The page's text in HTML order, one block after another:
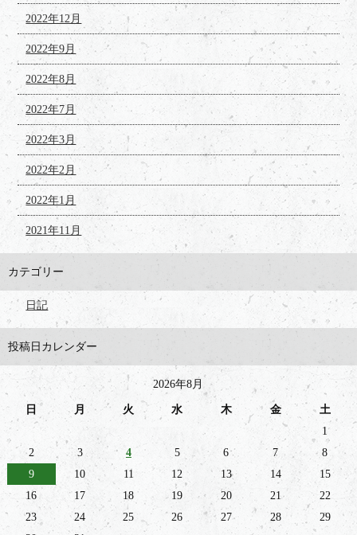
2022年12月
2022年9月
2022年8月
2022年7月
2022年3月
2022年2月
2022年1月
2021年11月
カテゴリー
日記
投稿日カレンダー
2026年8月
日 月 火 水 木 金
土
1
2
3 4 5 6 7
8
9
10 11 12 13 14
15
16
17 18 19 20 21
22
23
24 25 26 27 28
29